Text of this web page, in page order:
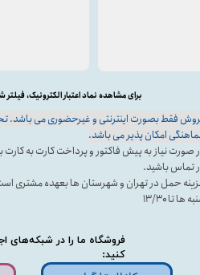
فروشگاه ما را در شبکه‌های
کنید:
فقط بصورت اینترنتی و غیرحضوری می باشد.
امکان پذیر می باشد.
تماس باشید.
حمل در تهران و شهرستان ها بعهده مشتری
ها تا ۱۳/۳۰
برای مشاهده نماد اعتبار الکترونیک،